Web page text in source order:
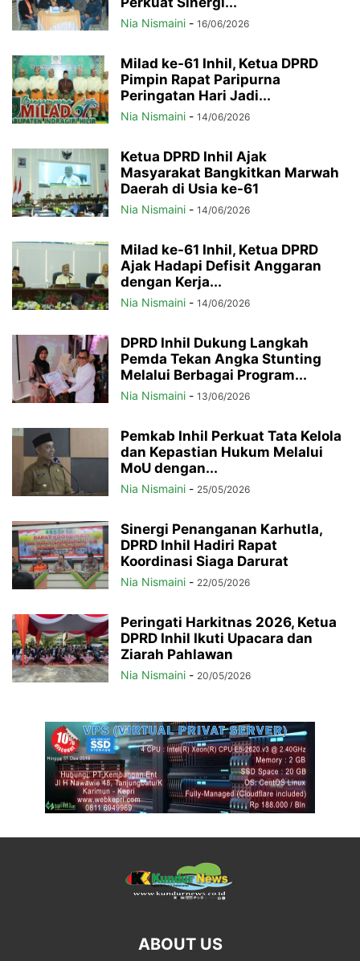
Nia Nismaini - 16/06/2026
Milad ke-61 Inhil, Ketua DPRD
Pimpin Rapat Paripurna
Peringatan Hari Jadi...
Nia Nismaini - 14/06/2026
Ketua DPRD Inhil Ajak
Masyarakat Bangkitkan Marwah
Daerah di Usia ke-61
Nia Nismaini - 14/06/2026
Milad ke-61 Inhil, Ketua DPRD
Ajak Hadapi Defisit Anggaran
dengan Kerja...
Nia Nismaini - 14/06/2026
DPRD Inhil Dukung Langkah
Pemda Tekan Angka Stunting
Melalui Berbagai Program...
Nia Nismaini - 13/06/2026
Pemkab Inhil Perkuat Tata Kelola
dan Kepastian Hukum Melalui
MoU dengan...
Nia Nismaini - 25/05/2026
Sinergi Penanganan Karhutla,
DPRD Inhil Hadiri Rapat
Koordinasi Siaga Darurat
Nia Nismaini - 22/05/2026
Peringati Harkitnas 2026, Ketua
DPRD Inhil Ikuti Upacara dan
Ziarah Pahlawan
Nia Nismaini - 20/05/2026
ABOUT US